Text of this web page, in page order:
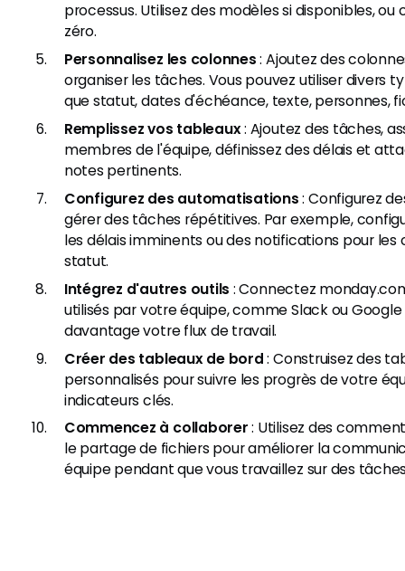
processus. Utilisez des modèles si disponibles,
zéro.
Personnalisez les colonnes: Ajoutez des
organiser les tâches. Vous pouvez utiliser divers
que statut, dates d'échéance, texte, personnes,
Remplissez vos tableaux: Ajoutez des tâches,
membres de l'équipe, définissez des délais et
notes pertinents.
Configurez des automatisations: Configurez
gérer des tâches répétitives. Par exemple,
les délais imminents ou des notifications pour
statut.
Intégrez d'autres outils : Connectez
utilisés par votre équipe, comme Slack ou
davantage votre flux de travail.
Créer des tableaux de bord: Construisez des
personnalisés pour suivre les progrès de votre
indicateurs clés.
Commencez à collaborer: Utilisez des
le partage de fichiers pour améliorer la
équipe pendant que vous travaillez sur des